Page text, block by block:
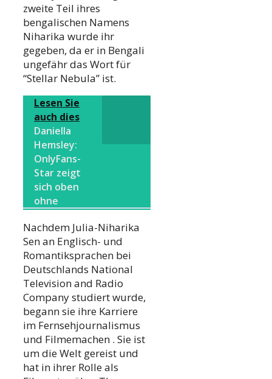
zweite Teil ihres
bengalischen Namens
Niharika wurde ihr
gegeben, da er in Bengali
ungefähr das Wort für
“Stellar Nebula” ist.
Lesen Sie
auch dies
Daniella
Hemsley:
OnlyFans-
Star zeigt
sich oben
ohne
Nachdem Julia-Niharika
Sen an Englisch- und
Romantiksprachen bei
Deutschlands National
Television and Radio
Company studiert wurde,
begann sie ihre Karriere
im Fernsehjournalismus
und Filmemachen . Sie ist
um die Welt gereist und
hat in ihrer Rolle als